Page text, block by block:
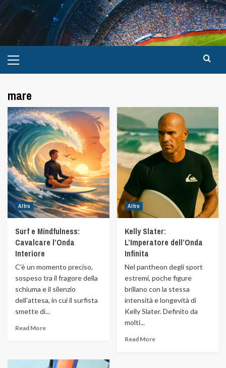
mare
Altro
Surf e Mindfulness:
Cavalcare l’Onda
Interiore
C’è un momento preciso,
sospeso tra il fragore della
schiuma e il silenzio
dell’attesa, in cui il surfista
smette di...
Read More
Altro
Kelly Slater:
L’Imperatore dell’Onda
Infinita
Nel pantheon degli sport
estremi, poche figure
brillano con la stessa
intensità e longevità di
Kelly Slater. Definito da
molti...
Read More